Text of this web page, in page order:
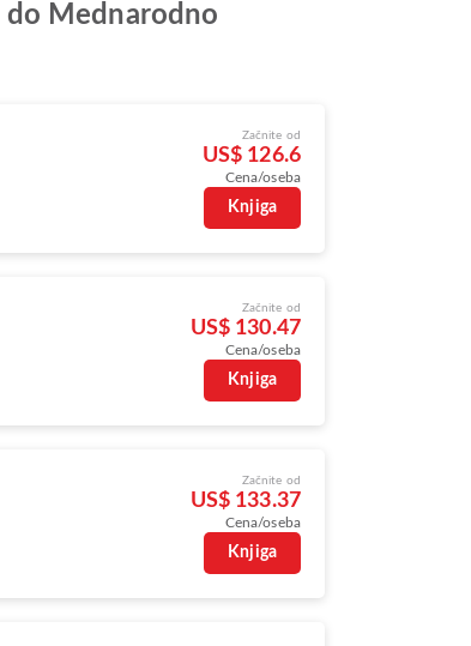
do Mednarodno
Začnite od
US$ 126.6
Cena/oseba
Knjiga
Začnite od
US$ 130.47
Cena/oseba
Knjiga
Začnite od
US$ 133.37
Cena/oseba
Knjiga